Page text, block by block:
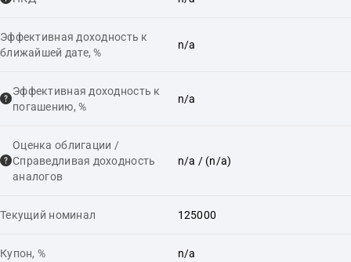
Эффективная доходность к
ближайшей дате, %
n/a
Эффективная доходность к
погашению, %
n/a
Оценка облигации /
Справедливая доходность
аналогов
n/a / (n/a)
Текущий номинал 125000
Купон, % n/a